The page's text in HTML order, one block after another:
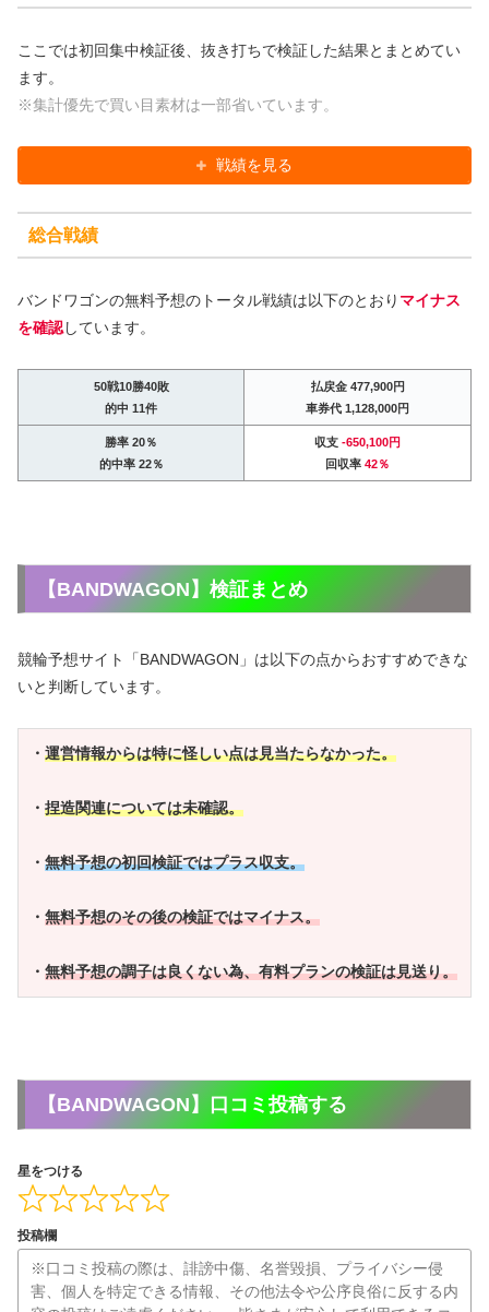
ここでは初回集中検証後、抜き打ちで検証した結果とまとめてい
ます。
※集計優先で買い目素材は一部省いています。
戦績を見る
総合戦績
バンドワゴンの無料予想のトータル戦績は以下のとおり マイナス
を確認しています。
50戦10勝40敗
的中 11件
払戻金 477,900円
車券代 1,128,000円
勝率 20％
的中率 22％
収支 -650,100円
回収率 42％
【BANDWAGON】検証まとめ
競輪予想サイト「BANDWAGON」は以下の点からおすすめできな
いと判断しています。
・ 運営情報からは特に怪しい点は見当たらなかった。
・ 捏造関連については未確認。
・ 無料予想の初回検証ではプラス収支。
・ 無料予想のその後の検証ではマイナス。
・ 無料予想の調子は良くない為、有料プランの検証は見送り。
【BANDWAGON】口コミ投稿する
星をつける
投稿欄